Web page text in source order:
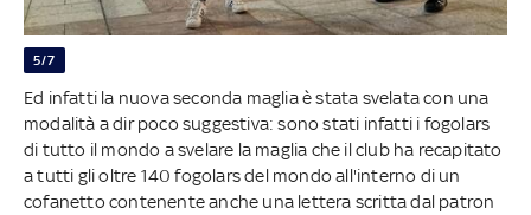
5/7
Ed infatti la nuova seconda maglia è stata svelata con una
modalità a dir poco suggestiva: sono stati infatti i fogolars
di tutto il mondo a svelare la maglia che il club ha recapitato
a tutti gli oltre 140 fogolars del mondo all'interno di un
cofanetto contenente anche una lettera scritta dal patron